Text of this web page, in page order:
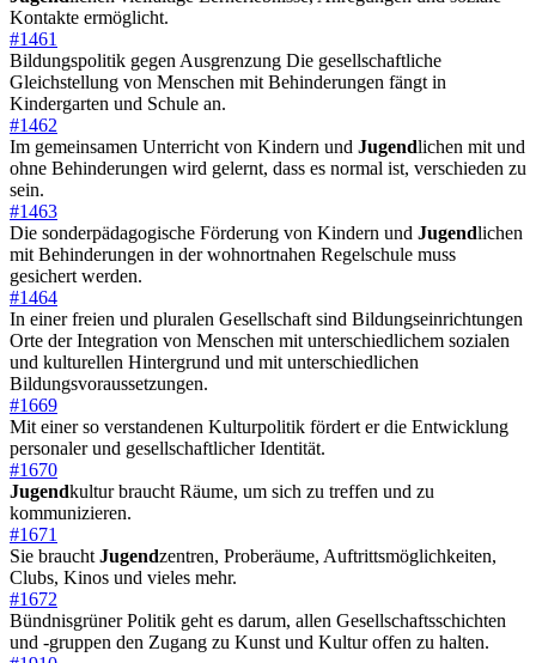
Kontakte ermöglicht.
#1461
Bildungspolitik gegen Ausgrenzung Die gesellschaftliche
Gleichstellung von Menschen mit Behinderungen fängt in
Kindergarten und Schule an.
#1462
Im gemeinsamen Unterricht von Kindern und Jugendlichen mit und
ohne Behinderungen wird gelernt, dass es normal ist, verschieden zu
sein.
#1463
Die sonderpädagogische Förderung von Kindern und Jugendlichen
mit Behinderungen in der wohnortnahen Regelschule muss
gesichert werden.
#1464
In einer freien und pluralen Gesellschaft sind Bildungseinrichtungen
Orte der Integration von Menschen mit unterschiedlichem sozialen
und kulturellen Hintergrund und mit unterschiedlichen
Bildungsvoraussetzungen.
#1669
Mit einer so verstandenen Kulturpolitik fördert er die Entwicklung
personaler und gesellschaftlicher Identität.
#1670
Jugendkultur braucht Räume, um sich zu treffen und zu
kommunizieren.
#1671
Sie braucht Jugendzentren, Proberäume, Auftrittsmöglichkeiten,
Clubs, Kinos und vieles mehr.
#1672
Bündnisgrüner Politik geht es darum, allen Gesellschaftsschichten
und -gruppen den Zugang zu Kunst und Kultur offen zu halten.